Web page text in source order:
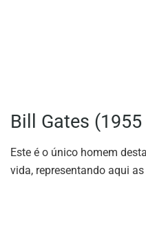
Bill Gates
Este é o único homem
vida, representando aqui